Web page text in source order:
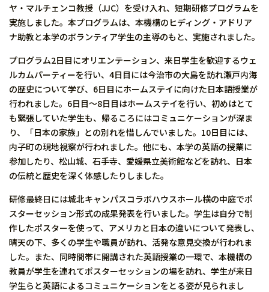
ヤ・マルチェンコ教授（JJC）を受け入れ、短期研修プログラムを
実施しました。本プログラムは、本機構のヒディング・アドリア
ナ助教と本学のボランティア学生の主導のもと、実施されました。
プログラム2日目にオリエンテーション、来日学生を歓迎するウェ
ルカムパーティーを行い、4日目には今治市の大島を訪れ瀬戸内海
の歴史について学び、6日目にホームステイに向けた日本語授業が
行われました。6日目～8日目はホームステイを行い、初めはとて
も緊張していた学生も、帰るころにはコミュニケーションが深ま
り、「日本の家族」との別れを惜しんでいました。10日目には、
内子町の現地視察が行われました。他にも、本学の英語の授業に
参加したり、松山城、石手寺、愛媛県立美術館などを訪れ、日本
の伝統と歴史を深く体感したりしました。
研修最終日には城北キャンパスコラボハウスホール横の中庭でポ
スターセッション形式の成果発表を行いました。学生は自分で制
作したポスターを使って、アメリカと日本の違いについて発表し、
晴天の下、多くの学生や職員が訪れ、活発な意見交換が行われま
した。また、同時間帯に開講された英語授業の一環で、本機構の
教員が学生を連れてポスターセッションの場を訪れ、学生が来日
学生らと英語によるコミュニケーションをとる姿が見られまし